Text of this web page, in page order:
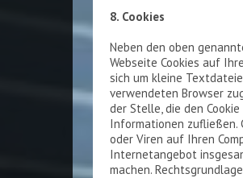
8. Cookies
Neben den oben
Webseite Cookies auf
sich um kleine
verwendeten Browser
der Stelle, die den
Informationen zufließen.
oder Viren auf Ihren
Internetangebot
machen.